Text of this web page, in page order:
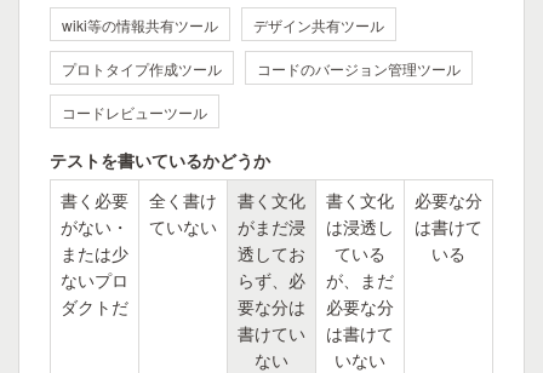
wiki等の情報共有ツール デザイン共有ツール
プロトタイプ作成ツール コードのバージョン管理ツール
コードレビューツール
テストを書いているかどうか
書く必要
がない・
または少
ないプロ
ダクトだ
全く書け
ていない
書く文化
がまだ浸
透してお
らず、必
要な分は
書けてい
ない
書く文化
は浸透し
ている
が、まだ
必要な分
は書けて
いない
必要な分
は書けて
いる